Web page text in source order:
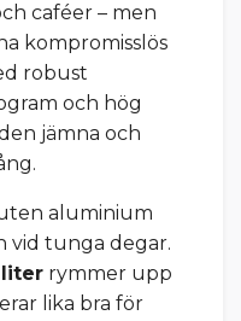
caféer – men
kompromisslös
robust
och hög
jämna och
aluminium
vid tunga degar.
rymmer upp
lika bra för